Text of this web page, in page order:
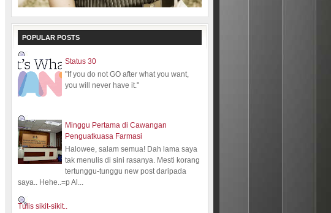
POPULAR POSTS
Status 30
"If you do not GO after what you want,
you will never have it."
Minggu Pertama di Cawangan
Penguatkuasa Farmasi
Halowee, salam semua! Dah lama saya
tak menulis di sini rasanya. Mesti korang
tertunggu-tunggu new post daripada
saya.. Hehe..=p Al...
Tulis sikit-sikit..